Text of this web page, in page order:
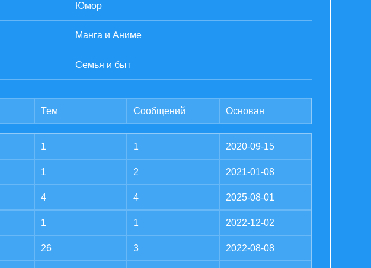
Юмор
Манга и Аниме
Семья и быт
Тем Сообщений Основан
1 1 2020-09-15
1 2 2021-01-08
4 4 2025-08-01
1 1 2022-12-02
26 3 2022-08-08